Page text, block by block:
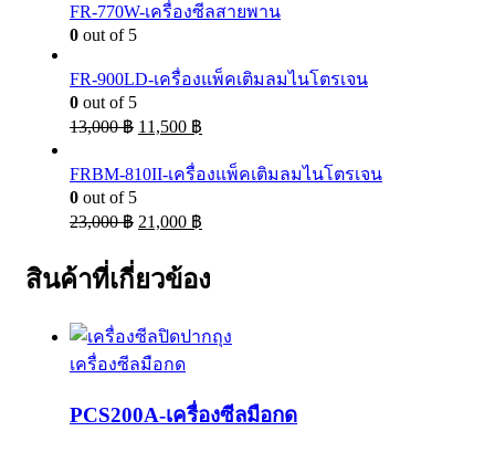
FR-770W-เครื่องซีลสายพาน
0 out of 5
FR-900LD-เครื่องแพ็คเติมลมไนโตรเจน
0 out of 5
13,000฿ 11,500 ฿
FRBM-810II-เครื่องแพ็คเติมลมไนโตรเจน
0 out of 5
23,000฿ 21,000 ฿
สินค้าที่เกี่ยวข้อง
เครื่องซีลมือกด
PCS200A-เครื่องซีลมือกด